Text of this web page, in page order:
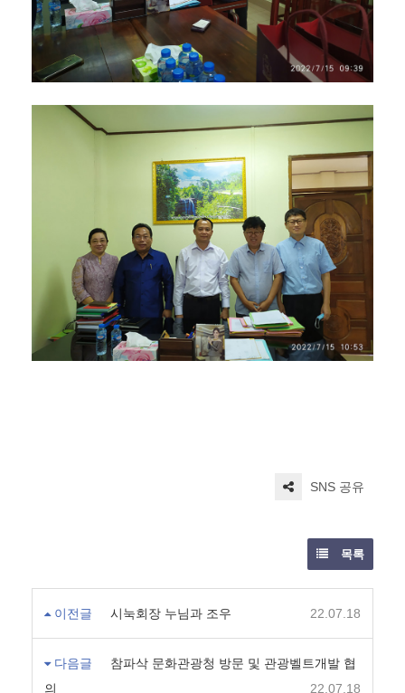
SNS 공유
목록
이전글 시눅회장 누님과 조우 22.07.18
다음글
참파삭 문화관광청 방문 및 관광벨트개발 협
의
22.07.18